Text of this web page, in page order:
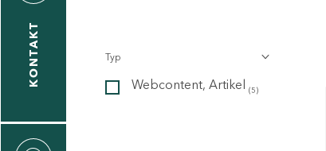
KONTAKT Typ
Webcontent, Artikel (5)